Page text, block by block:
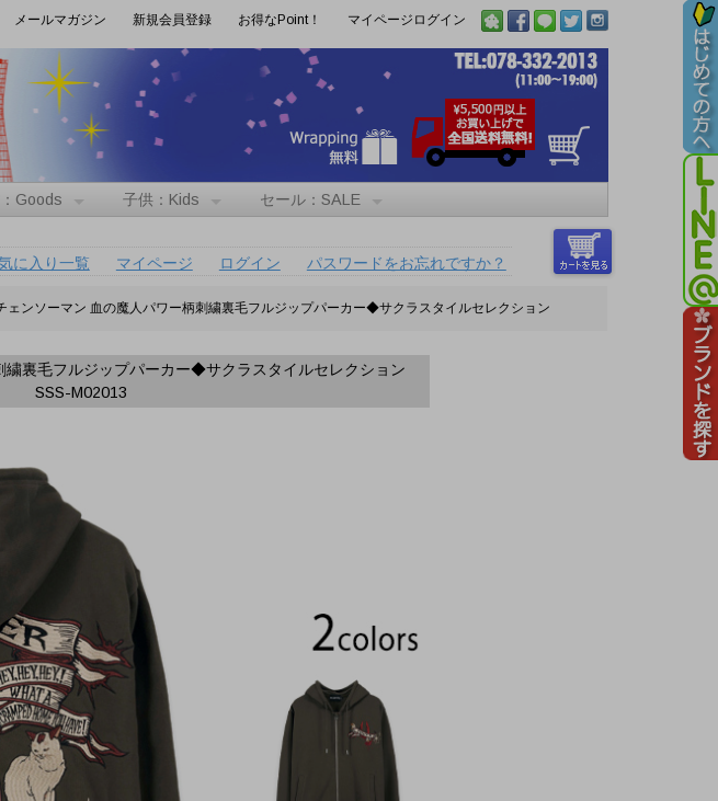
メールマガジン 新規会員登録 お得なPoint！ マイページログイン
Goods 子供：Kids セール：SALE
に入り一覧
マイページ ログイン パスワードをお忘れですか？
ェンソーマン 血の魔人パワー柄刺繍裏毛フルジップパーカー◆サクラスタイルセレクション
繍裏毛フルジップパーカー◆サクラスタイルセレクション
SSS-M02013